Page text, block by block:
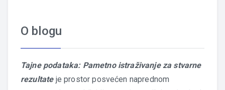
O blogu
Tajne podataka: Pametno istraživanje za stvarne
rezultateje prostor posvećen naprednom